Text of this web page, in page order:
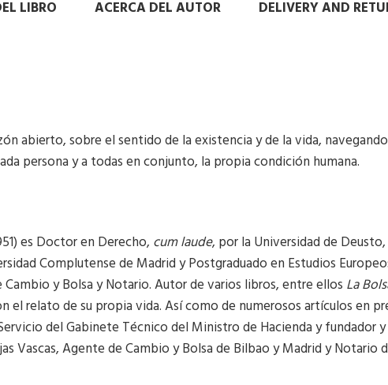
LIBRO ACERCA DEL AUTOR DELIVERY AND
abierto, sobre el sentido de la existencia y de la vida,
persona y a todas en conjunto, la propia condición humana.
es Doctor en Derecho, cum laude, por la Universidad de
Complutense de Madrid y Postgraduado en Estudios
y Bolsa y Notario. Autor de varios libros, entre ellos La
el relato de su propia vida. Así como de numerosos artículos en
del Gabinete Técnico del Ministro de Hacienda y fundador
Vascas, Agente de Cambio y Bolsa de Bilbao y Madrid y Notario